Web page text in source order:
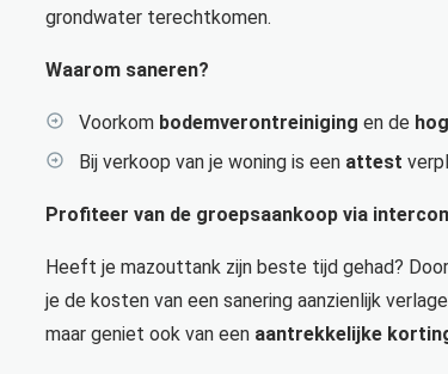
grondwater terechtkomen.
Waarom saneren?
Voorkom bodemverontreiniging en de
Bij verkoop van je woning is een attest
Profiteer van de groepsaankoop via
Heeft je mazouttank zijn beste tijd gehad?
je de kosten van een sanering aanzienlijk
maar geniet ook van een aantrekkelijke